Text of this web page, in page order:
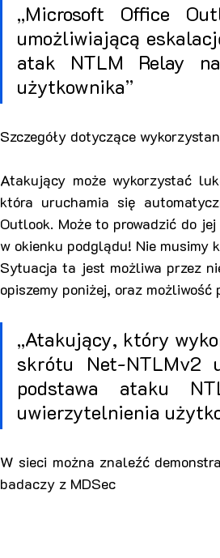
„Microsoft Office
umożliwiającą
atak NTLM Relay
użytkownika”
Szczegóły dotyczące
Atakujący może wykorzystać
która uruchamia się
Outlook. Może to prowadzić do
w okienku podglądu! Nie musimy
Sytuacja ta jest możliwa przez
opiszemy poniżej, oraz
„Atakujący, który
skrótu Net-NTLMv2
podstawa ataku
uwierzytelnienia
W sieci można znaleźć
badaczy z MDSec